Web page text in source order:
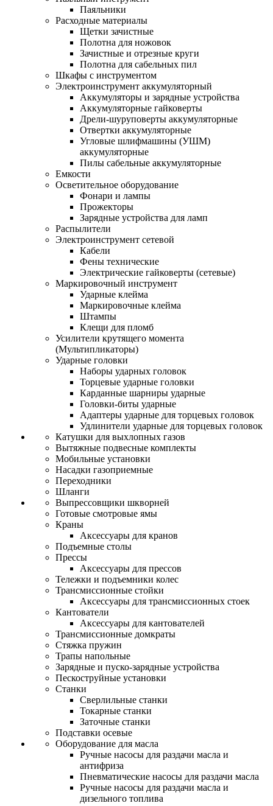
Паяльники
Расходные материалы
Щетки зачистные
Полотна для ножовок
Зачистные и отрезные круги
Полотна для сабельных пил
Шкафы с инструментом
Электроинструмент аккумуляторный
Аккумуляторы и зарядные устройства
Аккумуляторные гайковерты
Дрели-шуруповерты аккумуляторные
Отвертки аккумуляторные
Угловые шлифмашины (УШМ)
аккумуляторные
Пилы сабельные аккумуляторные
Емкости
Осветительное оборудование
Фонари и лампы
Прожекторы
Зарядные устройства для ламп
Распылители
Электроинструмент сетевой
Кабели
Фены технические
Электрические гайковерты (сетевые)
Маркировочный инструмент
Ударные клейма
Маркировочные клейма
Штампы
Клещи для пломб
Усилители крутящего момента
(Мультипликаторы)
Ударные головки
Наборы ударных головок
Торцевые ударные головки
Карданные шарниры ударные
Головки-биты ударные
Адаптеры ударные для торцевых головок
Удлинители ударные для торцевых головок
Катушки для выхлопных газов
Вытяжные подвесные комплекты
Мобильные установки
Насадки газоприемные
Переходники
Шланги
Выпрессовщики шкворней
Готовые смотровые ямы
Краны
Аксессуары для кранов
Подъемные столы
Прессы
Аксессуары для прессов
Тележки и подъемники колес
Трансмиссионные стойки
Аксессуары для трансмиссионных стоек
Кантователи
Аксессуары для кантователей
Трансмиссионные домкраты
Стяжка пружин
Трапы напольные
Зарядные и пуско-зарядные устройства
Пескоструйные установки
Станки
Сверлильные станки
Токарные станки
Заточные станки
Подставки осевые
Оборудование для масла
Ручные насосы для раздачи масла и
антифриза
Пневматические насосы для раздачи масла
Ручные насосы для раздачи масла и
дизельного топлива